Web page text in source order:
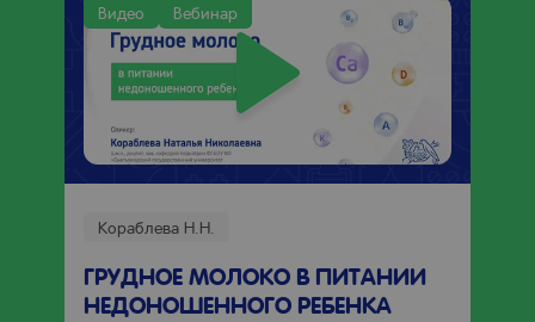
Видео Вебинар
Кораблева Н.Н.
ГРУДНОЕ МОЛОКО В ПИТАНИИ
НЕДОНОШЕННОГО РЕБЕНКА